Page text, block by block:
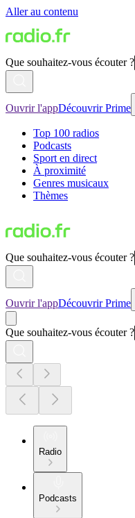
Aller au contenu
Que souhaitez-vous écouter ?
Ouvrir l'appDécouvrir Prime
Top 100 radios
Podcasts
Sport en direct
À proximité
Genres musicaux
Thèmes
Que souhaitez-vous écouter ?
Ouvrir l'appDécouvrir Prime
Que souhaitez-vous écouter ?
Radio
Podcasts